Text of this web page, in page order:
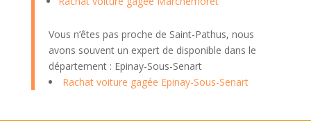
Vous n’êtes pas proche de Saint-Pathus, nous
avons souvent un expert de disponible dans le
département : Epinay-Sous-Senart
Rachat voiture gagée Epinay-Sous-Senart